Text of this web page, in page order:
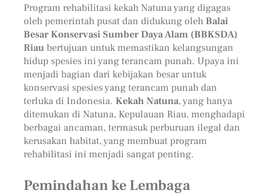
Program rehabilitasi kekah Natuna yang digagas
oleh pemerintah pusat dan didukung olehBalai
Besar Konservasi Sumber Daya Alam (BBKSDA)
Riaubertujuan untuk memastikan kelangsungan
hidup spesies ini yang terancam punah. Upaya ini
menjadi bagian dari kebijakan besar untuk
konservasi spesies yang terancam punah dan
terluka di Indonesia. Kekah Natuna, yang hanya
ditemukan di Natuna, Kepulauan Riau, menghadapi
berbagai ancaman, termasuk perburuan ilegal dan
kerusakan habitat, yang membuat program
rehabilitasi ini menjadi sangat penting.
Pemindahan ke Lembaga